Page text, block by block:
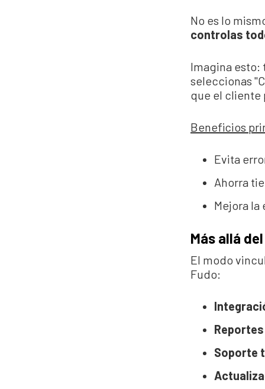
No es lo
controlas
Imagina esto:
seleccionas
que el cliente
Beneficios
Evita
Ahorra
Mejora la
Más allá
El modo
Fudo:
Soporte